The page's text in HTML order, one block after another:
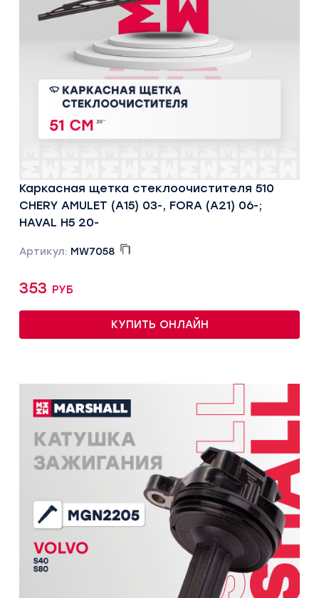
Каркасная щетка стеклоочистителя 510
CHERY AMULET (A15) 03-, FORA (A21) 06-;
HAVAL H5 20-
Артикул: MW7058
353 руб
КУПИТЬ ОНЛАЙН